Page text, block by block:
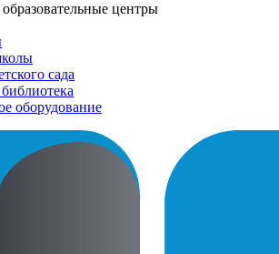
центры
сада
оборудование